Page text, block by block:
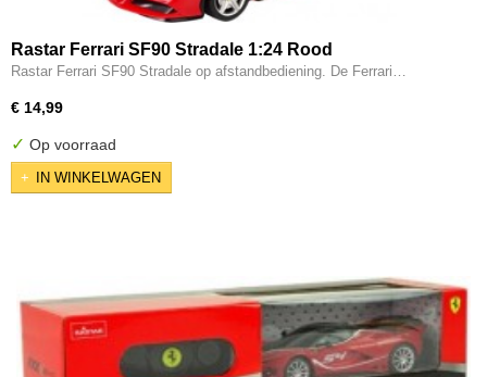
Rastar Ferrari SF90 Stradale 1:24 Rood
Rastar Ferrari SF90 Stradale op afstandbediening. De Ferrari…
€ 14,99
✓ Op voorraad
IN WINKELWAGEN